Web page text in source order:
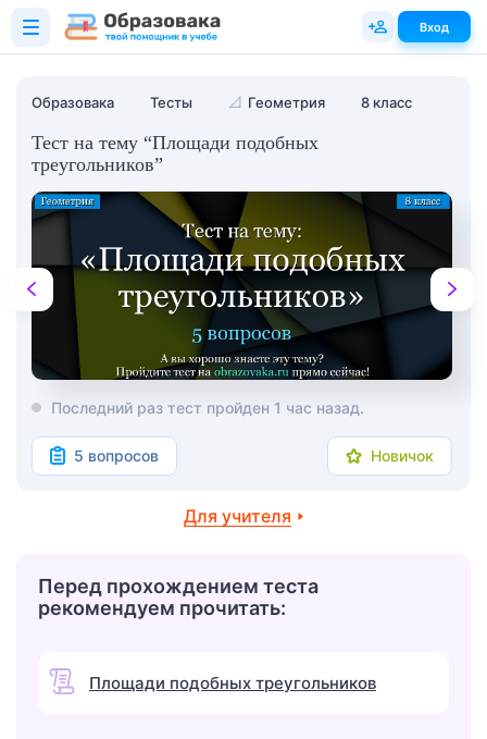
Образовака Тесты 📐 Геометрия 8 класс
Тест на тему “Площади подобных
треугольников”
Последний раз тест пройден 1 час назад.
5 вопросов Новичок
Для учителя
Перед прохождением теста
рекомендуем прочитать:
Площади подобных треугольников
Вход